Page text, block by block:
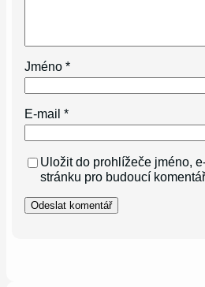
Jméno*
E-mail*
Uložit do prohlížeče jméno,
stránku pro budoucí